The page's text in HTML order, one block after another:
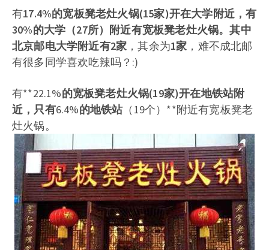
有17.4%的宽板凳老灶火锅(15家)开在大学附近，有
30%的大学（27所）附近有宽板凳老灶火锅。其中
北京邮电大学附近有2家 ，其余为1家 ，难不成北邮
有很多同学喜欢吃辣吗？:)
有**22.1%的宽板凳老灶火锅(19家)开在地铁站附
近，只有6.4%的地铁站（19个）**附近有宽板凳老
灶火锅。